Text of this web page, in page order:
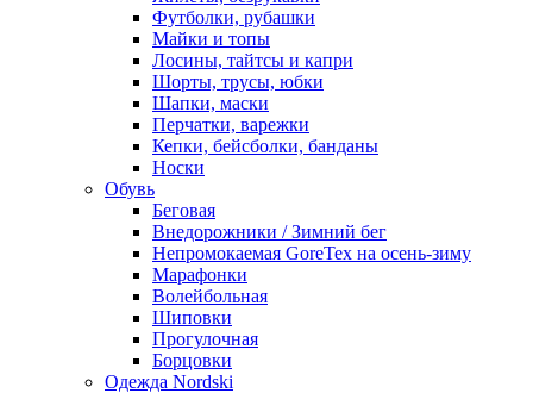
Футболки, рубашки
Майки и топы
Лосины, тайтсы и капри
Шорты, трусы, юбки
Шапки, маски
Перчатки, варежки
Кепки, бейсболки, банданы
Носки
Обувь
Беговая
Внедорожники / Зимний бег
Непромокаемая GoreTex на осень-зиму
Марафонки
Волейбольная
Шиповки
Прогулочная
Борцовки
Одежда Nordski